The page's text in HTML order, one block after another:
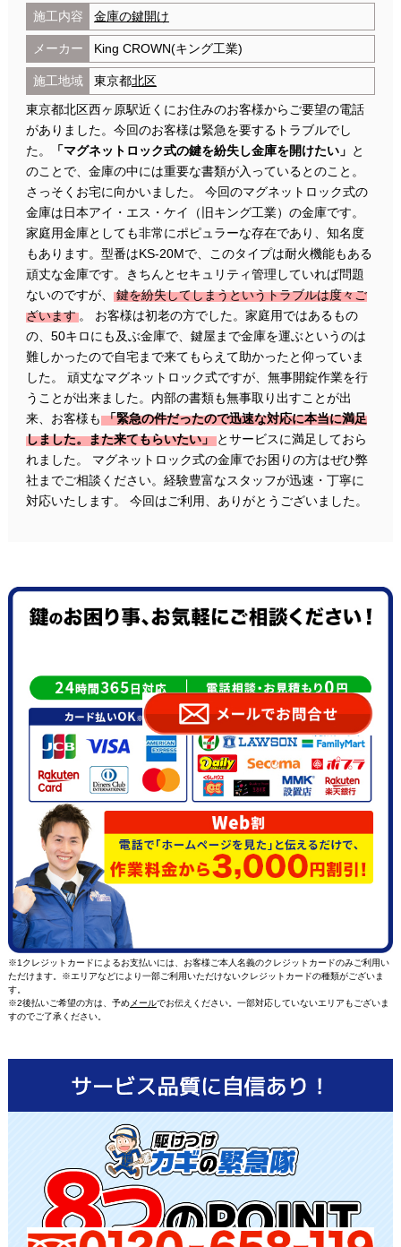
施工内容 金庫の鍵開け
メーカー King CROWN(キング工業)
施工地域 東京都北区
東京都北区西ヶ原駅近くにお住みのお客様からご要望の電話
がありました。今回のお客様は緊急を要するトラブルでし
た。
「マグネットロック式の鍵を紛失し金庫を開けたい」 と
のことで、金庫の中には重要な書類が入っているとのこと。
さっそくお宅に向かいました。 今回のマグネットロック式の
金庫は日本アイ・エス・ケイ（旧キング工業）の金庫です。
家庭用金庫としても非常にポピュラーな存在であり、知名度
もあります。型番はKS-20Mで、このタイプは耐火機能もある
頑丈な金庫です。きちんとセキュリティ管理していれば問題
ないのですが、
鍵を紛失してしまうというトラブルは度々ご
ざいます。 お客様は初老の方でした。家庭用ではあるもの
の、50キロにも及ぶ金庫で、鍵屋まで金庫を運ぶというのは
難しかったので自宅まで来てもらえて助かったと仰っていま
した。 頑丈なマグネットロック式ですが、無事開錠作業を行
うことが出来ました。内部の書類も無事取り出すことが出
来、お客様も 「緊急の件だったので迅速な対応に本当に満足
しました。また来てもらいたい」とサービスに満足しておら
れました。 マグネットロック式の金庫でお困りの方はぜひ弊
社までご相談ください。経験豊富なスタッフが迅速・丁寧に
対応いたします。 今回はご利用、ありがとうございました。
※1クレジットカードによるお支払いには、お客様ご本人名義のクレジットカードのみご利用い
ただけます。※エリアなどにより一部ご利用いただけないクレジットカードの種類がございま
す。
※2後払いご希望の方は、予めメールでお伝えください。一部対応していないエリアもございま
すのでご了承ください。